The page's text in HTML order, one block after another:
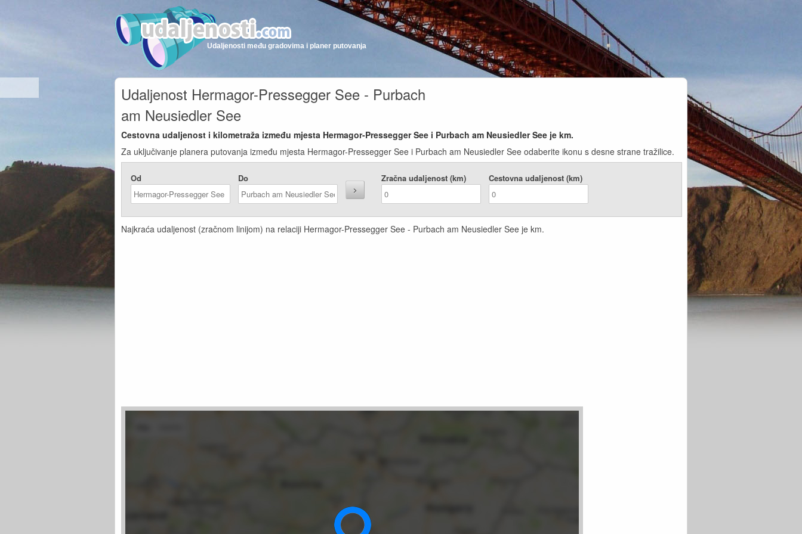
Udaljenosti među gradovima i planer putovanja
Udaljenost Hermagor-Pressegger See - Purbach
am Neusiedler See
Cestovna udaljenost i kilometraža između mjesta Hermagor-Pressegger See i Purbach am Neusiedler See je km.
Za uključivanje planera putovanja između mjesta Hermagor-Pressegger See i Purbach am Neusiedler See odaberite ikonu s desne strane tražilice.
Od Do Zračna udaljenost (km) Cestovna udaljenost (km)
Najkraća udaljenost (zračnom linijom) na relaciji Hermagor-Pressegger See - Purbach am Neusiedler See je km.